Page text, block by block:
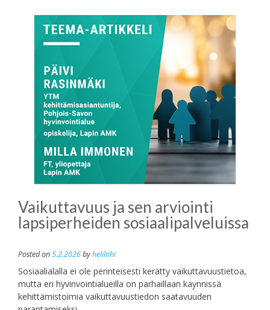
Vaikuttavuus ja sen arviointi
lapsiperheiden sosiaalipalveluissa
Posted on5.2.2026byhelilohi
Sosiaalialalla ei ole perinteisesti kerätty vaikuttavuustietoa,
mutta eri hyvinvointialueilla on parhaillaan käynnissä
kehittämistoimia vaikuttavuustiedon saatavuuden